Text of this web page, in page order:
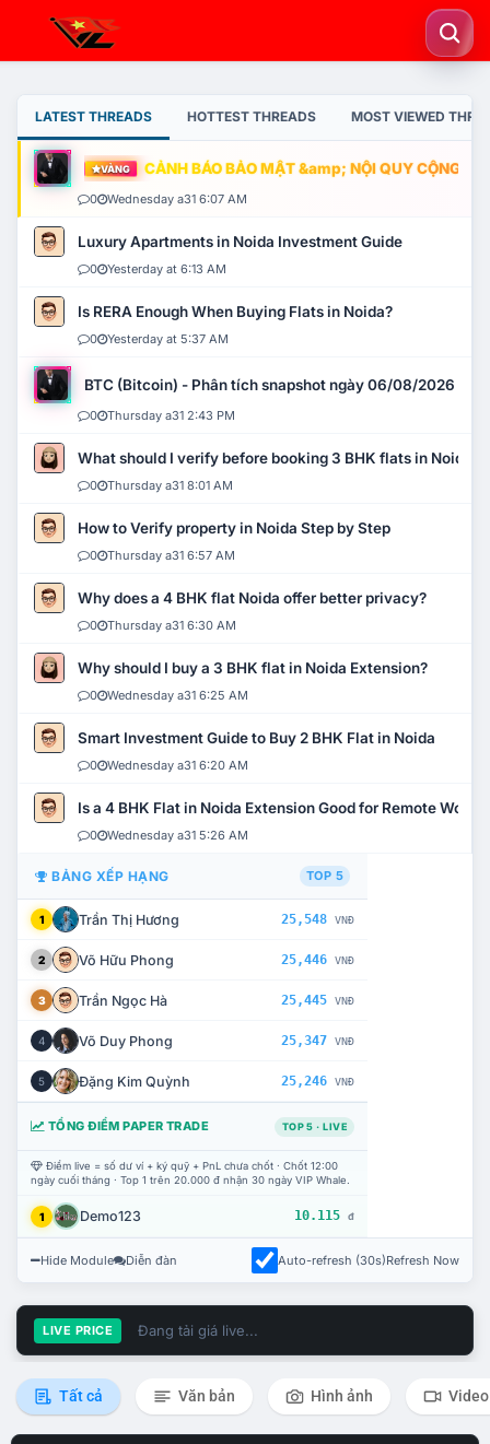
LATEST THREADS HOTTEST THREADS MOST VIEWED
VÀNG CẢNH BÁO BẢO MẬT &amp; NỘI QUY CỘNG
0 Wednesday a31 6:07 AM
Luxury Apartments in Noida Investment Guide
0 Yesterday at 6:13 AM
Is RERA Enough When Buying Flats in Noida?
0 Yesterday at 5:37 AM
BTC (Bitcoin) - Phân tích snapshot ngày 06/08/2026
0 Thursday a31 2:43 PM
What should I verify before booking 3 BHK flats in Noida?
0 Thursday a31 8:01 AM
How to Verify property in Noida Step by Step
0 Thursday a31 6:57 AM
Why does a 4 BHK flat Noida offer better privacy?
0 Thursday a31 6:30 AM
Why should I buy a 3 BHK flat in Noida Extension?
0 Wednesday a31 6:25 AM
Smart Investment Guide to Buy 2 BHK Flat in Noida
0 Wednesday a31 6:20 AM
Is a 4 BHK Flat in Noida Extension Good for Remote Work?
0 Wednesday a31 5:26 AM
BẢNG XẾP HẠNG TOP 5
1 Trần Thị Hương 25,548 VNĐ
2 Võ Hữu Phong 25,446 VNĐ
3 Trần Ngọc Hà 25,445 VNĐ
4 Võ Duy Phong 25,347 VNĐ
5 Đặng Kim Quỳnh 25,246 VNĐ
TỔNG ĐIỂM PAPER TRADE TOP 5 · LIVE
Điểm live = số dư ví + ký quỹ + PnL chưa chốt · Chốt 12:00
ngày cuối tháng · Top 1 trên 20.000 đ nhận 30 ngày VIP Whale.
1 Demo123 10.115 đ
Hide Module Diễn đàn Auto-refresh (30s)Refresh Now
LIVE PRICE Đang tải giá live...
Tất cả Văn bản Hình ảnh Video